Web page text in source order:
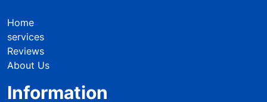
Home
services
Reviews
About Us
Information